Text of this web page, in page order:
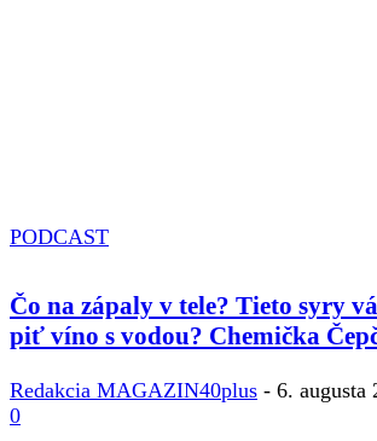
PODCAST
Čo na zápaly v tele? Tieto syry
piť víno s vodou? Chemička
Redakcia MAGAZIN40plus - 6. augusta
0